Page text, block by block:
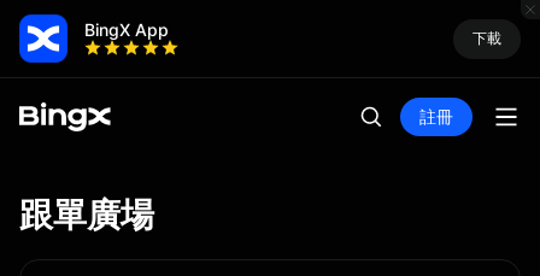
BingX App 下載
註冊
跟單廣場